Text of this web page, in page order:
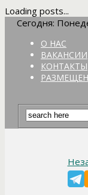
Loading posts...
Сегодня:
О НАС
ВАКАНСИИ
КОНТАКТЫ